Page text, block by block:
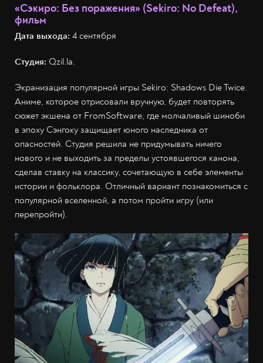
«Сэкиро: Без поражения» (Sekiro: No Defeat),
фильм
Дата выхода: 4 сентября
Студия: Qzil.la.
Экранизация популярной игры Sekiro: Shadows Die Twice.
Аниме, которое отрисовали вручную, будет повторять
сюжет экшена от FromSoftware, где молчаливый шиноби
в эпоху Сэнгоку защищает юного наследника от
опасностей. Студия решила не придумывать ничего
нового и не выходить за пределы устоявшегося канона,
сделав ставку на классику, сочетающую в себе элементы
истории и фольклора. Отличный вариант познакомиться с
популярной вселенной, а потом пройти игру (или
перепройти).